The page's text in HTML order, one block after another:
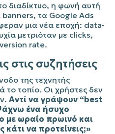
διαδίκτυο, η φωνή αυτή
banners, τα Google Ads
μια νέα εποχή: data-
μετριόταν με clicks,
rate.
στις συζητήσεις
της τεχνητής
το τοπίο. Οι χρήστες δεν
Αντί να γράψουν “best
ένα ήσυχο
με ωραίο πρωινό και
να προτείνεις;»